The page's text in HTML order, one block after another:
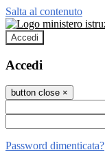
Salta al contenuto
Accedi
Accedi
button close ×
Password dimenticata?